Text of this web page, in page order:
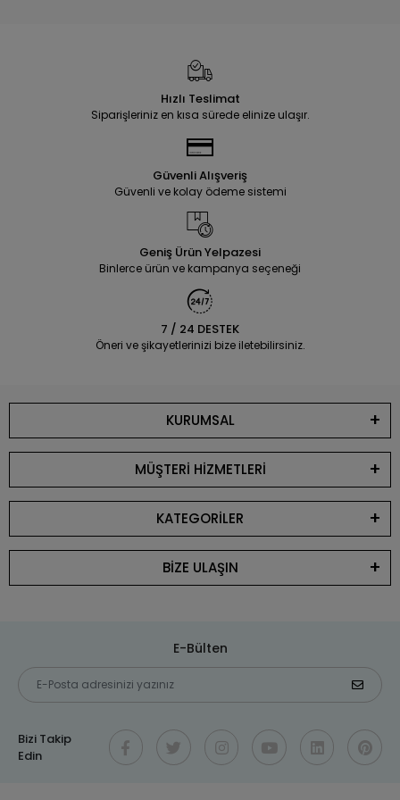
Hızlı Teslimat
Siparişleriniz en kısa sürede elinize ulaşır.
Güvenli Alışveriş
Güvenli ve kolay ödeme sistemi
Geniş Ürün Yelpazesi
Binlerce ürün ve kampanya seçeneği
7 / 24 DESTEK
Öneri ve şikayetlerinizi bize iletebilirsiniz.
KURUMSAL
MÜŞTERİ HİZMETLERİ
KATEGORİLER
BİZE ULAŞIN
E-Bülten
Bizi Takip
Edin